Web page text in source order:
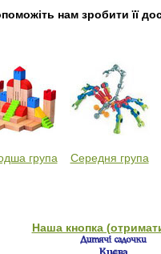
нам зробити її
група Середня група
Наша кнопка